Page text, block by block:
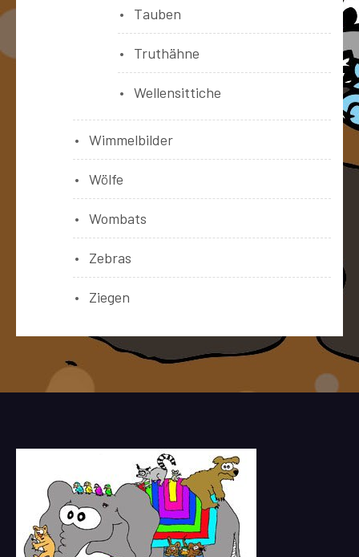
Tauben
Truthähne
Wellensittiche
Wimmelbilder
Wölfe
Wombats
Zebras
Ziegen